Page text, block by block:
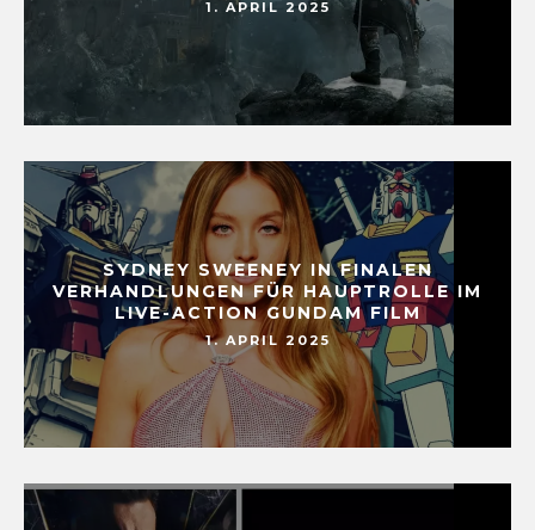
1. APRIL 2025
SYDNEY SWEENEY IN FINALEN
VERHANDLUNGEN FÜR HAUPTROLLE IM
LIVE-ACTION GUNDAM FILM
1. APRIL 2025